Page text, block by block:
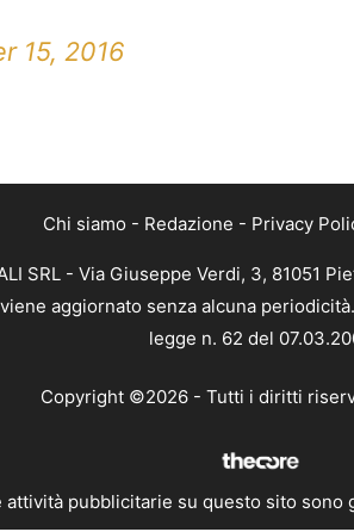
15, 2016
Chi siamo Redazione Privacy
SRL - Via Giuseppe Verdi, 3, 81051
aggiornato senza alcuna
legge n. 62 del
Copyright ©2026 - Tutti i diritti
attività pubblicitarie su questo sito sono